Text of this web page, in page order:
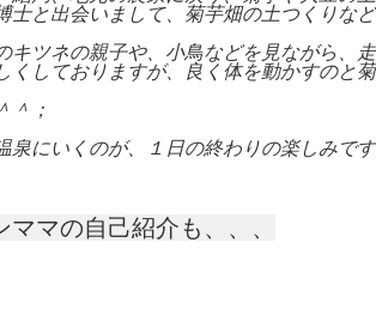
と出会いまして、菊芋畑の土つくりな
ツネの親子や、小鳥などを見ながら、
しておりますが、良く体を動かすのと
＾；
にいくのが、１日の終わりの楽しみで
マの自己紹介も、、、